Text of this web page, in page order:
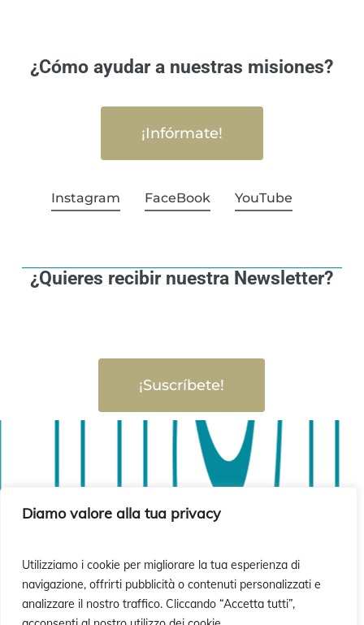
Diamo valore alla tua privacy
Utilizziamo i cookie per migliorare la tua esperienza di
navigazione, offrirti pubblicità o contenuti personalizzati e
analizzare il nostro traffico. Cliccando “Accetta tutti”,
¿Cómo ayudar a nuestras misiones?
¡Infórmate!
Instagram FaceBook YouTube
¿Quieres recibir nuestra Newsletter?
¡Suscríbete!